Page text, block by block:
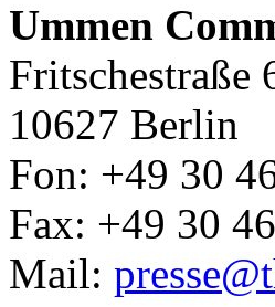
Ummen
Fritschestraße
10627 Berlin
Fon: +49 30
Fax: +49 30
Mail: